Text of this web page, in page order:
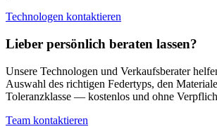
Technologen kontaktieren
Lieber persönlich beraten lassen?
Unsere Technologen und Verkaufsberater
Auswahl des richtigen Federtyps, den
Toleranzklasse — kostenlos und ohne
Team kontaktieren